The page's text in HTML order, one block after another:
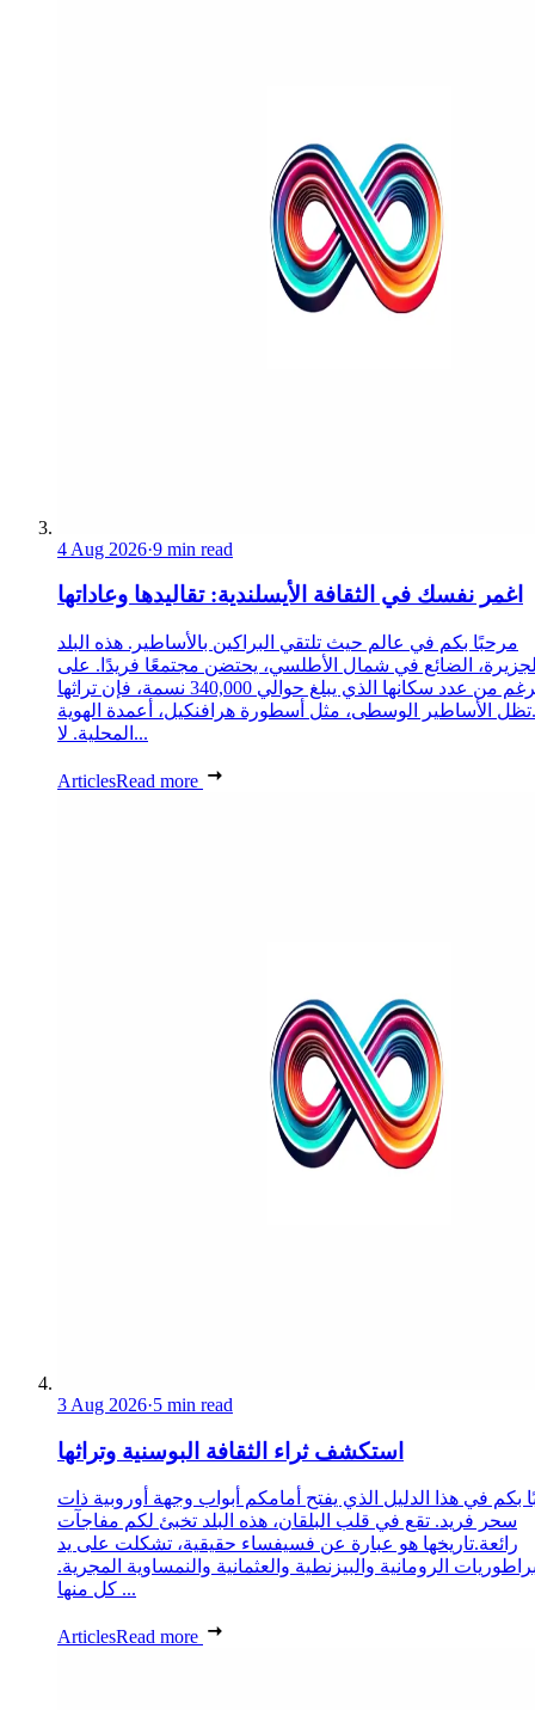
4 Aug 2026·9 min read
اغمر نفسك في الثقافة الأيسلندية: تقاليدها وعاداتها
مرحبًا بكم في عالم حيث تلتقي البراكين بالأساطير. هذه البلد
الضائع في شمال الأطلسي، يحتضن مجتمعًا فريدًا. على
الرغم من عدد سكانها الذي يبلغ حوالي 340,000 نسمة، فإن تراثها
الأساطير الوسطى، مثل أسطورة هرافنكيل، أعمدة الهوية
المحلية. لا...
ArticlesRead more
3 Aug 2026·5 min read
استكشف ثراء الثقافة البوسنية وتراثها
بكم في هذا الدليل الذي يفتح أمامكم أبواب وجهة أوروبية ذات
سحر فريد. تقع في قلب البلقان، هذه البلد تخبئ لكم مفاجآت
رائعة.تاريخها هو عبارة عن فسيفساء حقيقية، تشكلت على يد
الرومانية والبيزنطية والعثمانية والنمساوية المجرية.
كل منها ...
ArticlesRead more